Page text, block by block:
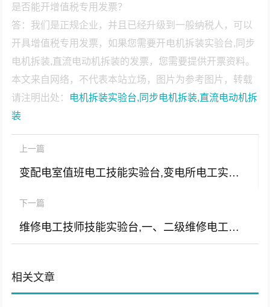
是否能开增值税专用发票？
答：我们是正规企业，并且已经升级到一般纳税人，可以
开具增值税专用发票，如果您需要开电机拆装实验台,同步
电机拆装,直流电动机拆装的发票，您需要提供开票资料。
本文来自网络，不代表本站立场，图片为参考图片，转载
请注明出处： 电机拆装实验台,同步电机拆装,直流电动机拆
装
上一篇
变配电室值班电工技能实验台,变电所电工实训系统
下一篇
维修电工技师技能实验台,一、二级维修电工实验台
相关文章